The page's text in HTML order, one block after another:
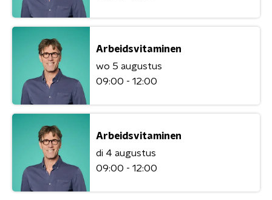
Arbeidsvitaminen
wo 5 augustus
09:00 - 12:00
Arbeidsvitaminen
di 4 augustus
09:00 - 12:00